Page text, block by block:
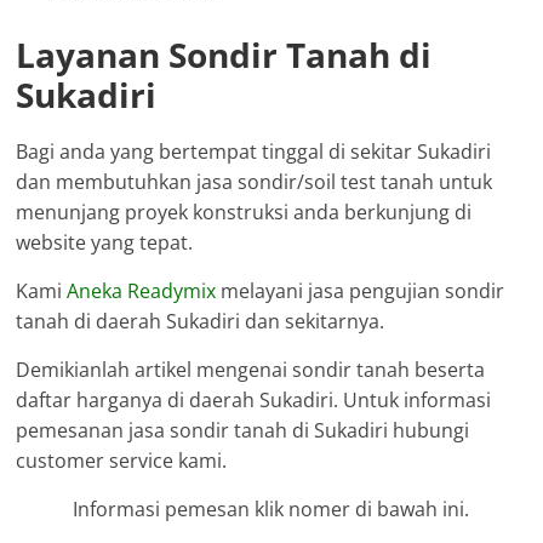
Layanan Sondir Tanah di
Sukadiri
Bagi anda yang bertempat tinggal di sekitar Sukadiri
dan membutuhkan jasa sondir/soil test tanah untuk
menunjang proyek konstruksi anda berkunjung di
website yang tepat.
KamiAneka Readymix melayani jasa pengujian sondir
tanah di daerah Sukadiri dan sekitarnya.
Demikianlah artikel mengenai sondir tanah beserta
daftar harganya di daerah Sukadiri. Untuk informasi
pemesanan jasa sondir tanah di Sukadiri hubungi
customer service kami.
Informasi pemesan klik nomer di bawah ini.